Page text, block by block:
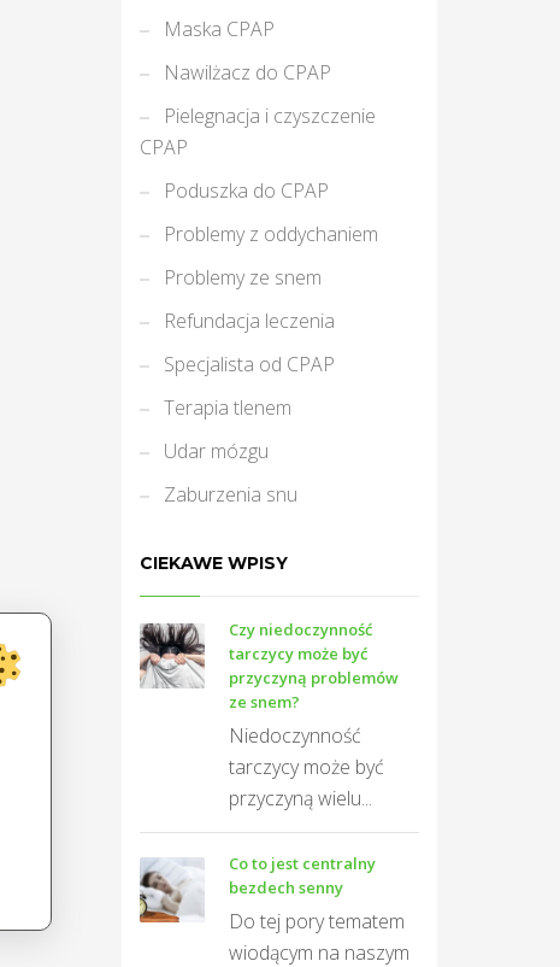
Maska CPAP
Nawilżacz do CPAP
Pielegnacja i czyszczenie
CPAP
Poduszka do CPAP
Problemy z oddychaniem
Problemy ze snem
Refundacja leczenia
Specjalista od CPAP
Terapia tlenem
Udar mózgu
Zaburzenia snu
CIEKAWE WPISY
Czy niedoczynność
tarczycy może być
przyczyną problemów
ze snem?
Niedoczynność
tarczycy może być
przyczyną wielu...
Co to jest centralny
bezdech senny
Do tej pory tematem
wiodącym na naszym